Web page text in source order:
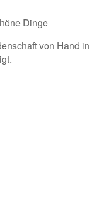
Dinge
von Hand in